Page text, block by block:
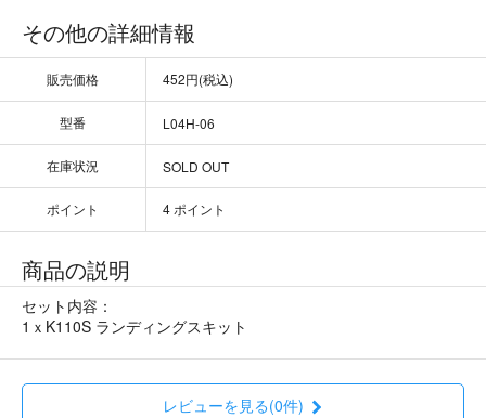
その他の詳細情報
販売価格 452円(税込)
型番 L04H-06
在庫状況 SOLD OUT
ポイント 4 ポイント
商品の説明
セット内容：
1ｘK110S ランディングスキット
レビューを見る(0件)